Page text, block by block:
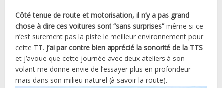
Côté tenue de route et motorisation, il n’y a pas grand
chose à dire ces voitures sont “sans surprises”même si ce
n’est surement pas la piste le meilleur environnement pour
cette TT. J’ai par contre bien apprécié la sonorité de la TTS
et j’avoue que cette journée avec deux ateliers à son
volant me donne envie de l’essayer plus en profondeur
mais dans son milieu naturel (à savoir la route).